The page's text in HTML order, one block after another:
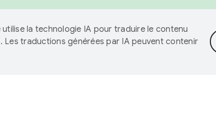
la technologie IA pour traduire le contenu
Les traductions générées par IA peuvent contenir